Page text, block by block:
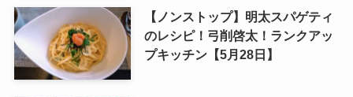
【ノンストップ】明太スパゲティ
のレシピ！弓削啓太！ランクアッ
プキッチン【5月28日】